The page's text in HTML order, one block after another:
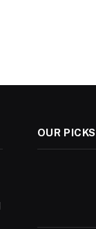
OUR PICKS